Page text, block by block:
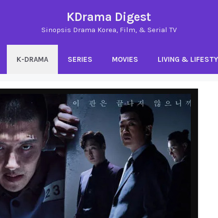
KDrama Digest
Sinopsis Drama Korea, Film, & Serial TV
K-DRAMA SERIES MOVIES LIVING &